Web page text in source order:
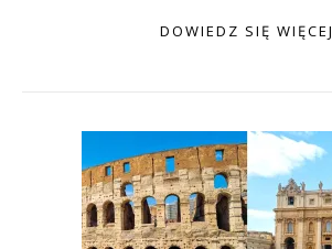
DOWIEDZ SIĘ WIĘCEJ